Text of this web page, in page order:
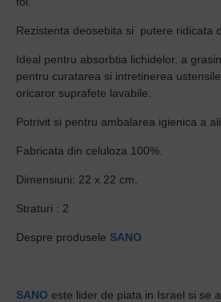
Rezistenta deosebita si putere ridicata
Ideal pentru absorbtia lichidelor, a
pentru curatarea si intretinerea
oricaror suprafete lavabile.
Potrivit si pentru ambalarea igienica a
Fabricata din celuloza 100%.
Dimensiuni: 22 x 22 cm,
Straturi : 2
Despre produsele SANO
SANO este lider de piata in Israel si se